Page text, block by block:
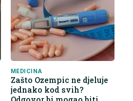
MEDICINA
Zašto Ozempic ne djeluje
jednako kod svih?